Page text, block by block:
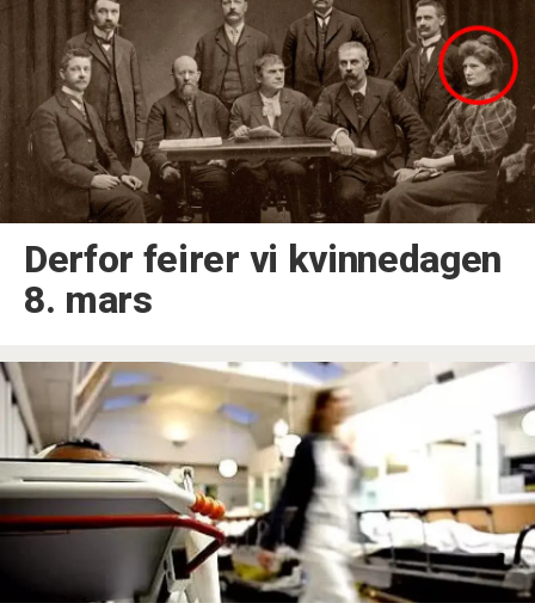
Derfor feirer vi kvinnedagen
8. mars